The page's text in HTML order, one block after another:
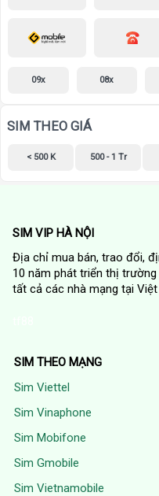
09x 08x
SIM THEO GIÁ
< 500 K 500 - 1 Tr
SIM VIP HÀ NỘI
Địa chỉ mua bán, trao đổi,
10 năm phát triển thị
tất cả các nhà mạng tại Việt
SIM THEO MẠNG
Sim Viettel
Sim Vinaphone
Sim Mobifone
Sim Gmobile
Sim Vietnamobile